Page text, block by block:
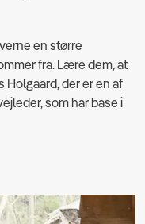
en større
fra. Lære dem, at
Holgaard, der er en af
som har base i